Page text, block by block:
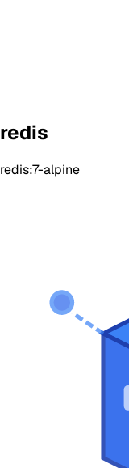
redis
redis:7-alpine